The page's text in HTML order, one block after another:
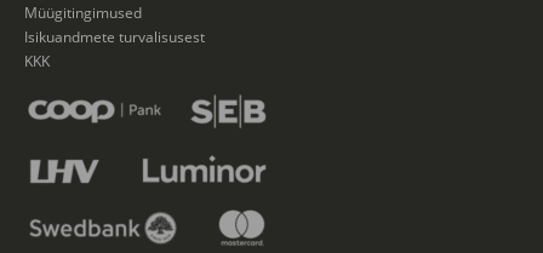
Müügitingimused
Isikuandmete turvalisusest
KKK